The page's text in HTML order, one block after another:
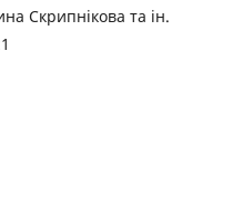
Скрипнікова та ін.